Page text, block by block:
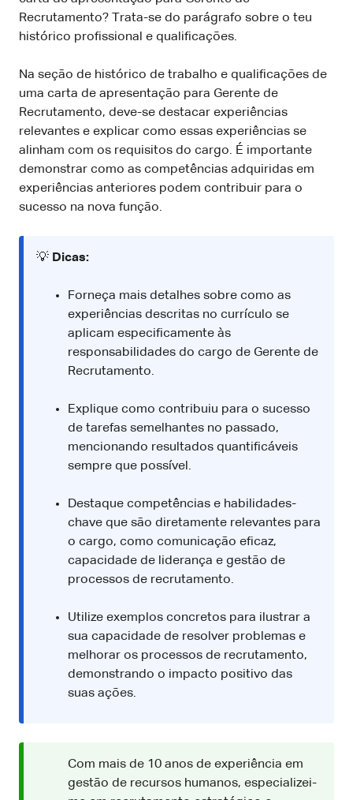
Recrutamento? Trata-se do parágrafo sobre o teu
histórico profissional e qualificações.
Na seção de histórico de trabalho e qualificações de
uma carta de apresentação para Gerente de
Recrutamento, deve-se destacar experiências
relevantes e explicar como essas experiências se
alinham com os requisitos do cargo. É importante
demonstrar como as competências adquiridas em
experiências anteriores podem contribuir para o
sucesso na nova função.
💡 Dicas:
Forneça mais detalhes sobre como as
experiências descritas no currículo se
aplicam especificamente às
responsabilidades do cargo de Gerente de
Recrutamento.
Explique como contribuiu para o sucesso
de tarefas semelhantes no passado,
mencionando resultados quantificáveis
sempre que possível.
Destaque competências e habilidades-
chave que são diretamente relevantes para
o cargo, como comunicação eficaz,
capacidade de liderança e gestão de
processos de recrutamento.
Utilize exemplos concretos para ilustrar a
sua capacidade de resolver problemas e
melhorar os processos de recrutamento,
demonstrando o impacto positivo das
suas ações.
Com mais de 10 anos de experiência em
gestão de recursos humanos, especializei-